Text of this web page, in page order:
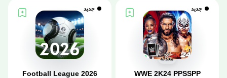
جديد
معدلة
WWE 2K24 PPSSPP
جديد
Football League 2026